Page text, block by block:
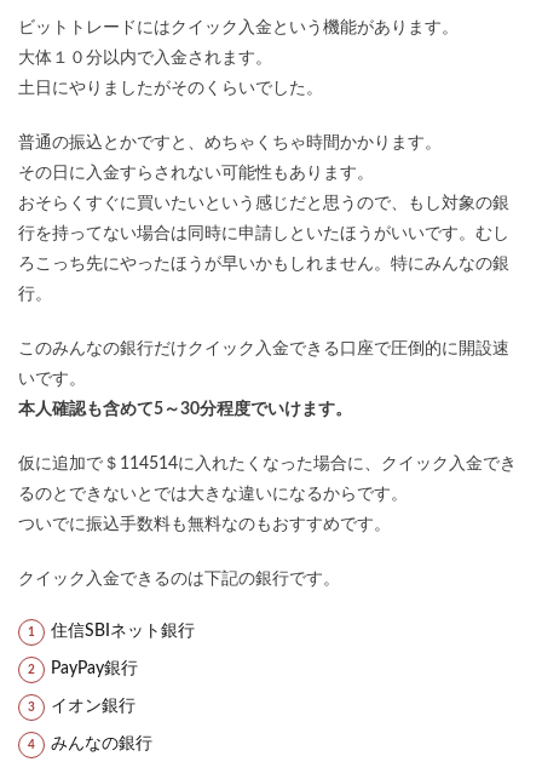
ビットトレードにはクイック入金という機能があります。
大体１０分以内で入金されます。
土日にやりましたがそのくらいでした。
普通の振込とかですと、めちゃくちゃ時間かかります。
その日に入金すらされない可能性もあります。
おそらくすぐに買いたいという感じだと思うので、もし対象の銀
行を持ってない場合は同時に申請しといたほうがいいです。むし
ろこっち先にやったほうが早いかもしれません。特にみんなの銀
行。
このみんなの銀行だけクイック入金できる口座で圧倒的に開設速
いです。
本人確認も含めて5～30分程度でいけます。
仮に追加で＄114514に入れたくなった場合に、クイック入金でき
るのとできないとでは大きな違いになるからです。
ついでに振込手数料も無料なのもおすすめです。
クイック入金できるのは下記の銀行です。
住信SBIネット銀行
PayPay銀行
イオン銀行
みんなの銀行